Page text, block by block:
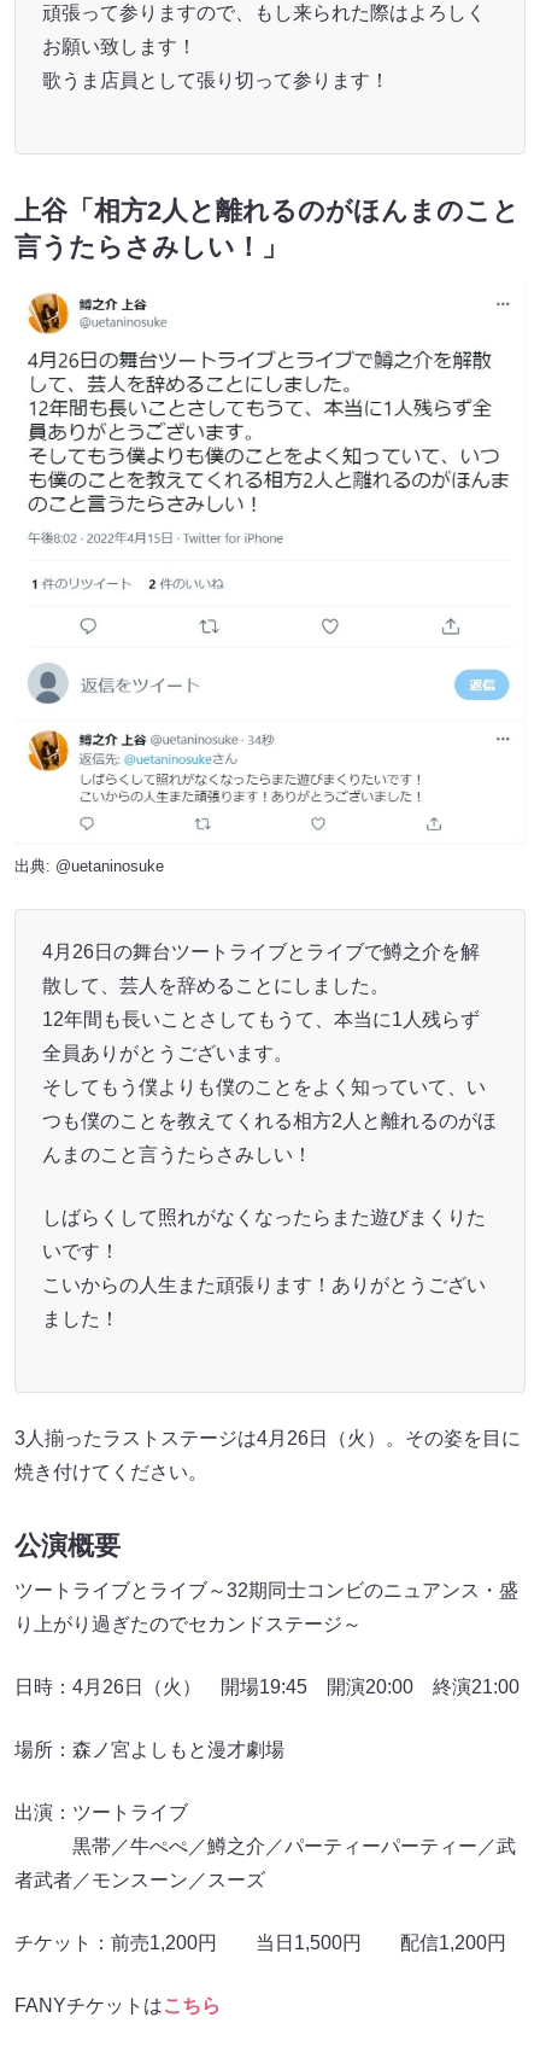
頑張って参りますので、もし来られた際はよろしく
お願い致します！
歌うま店員として張り切って参ります！
上谷「相方2人と離れるのがほんまのこと
言うたらさみしい！」
出典: @uetaninosuke
4月26日の舞台ツートライブとライブで鱒之介を解
散して、芸人を辞めることにしました。
12年間も長いことさしてもうて、本当に1人残らず
全員ありがとうございます。
そしてもう僕よりも僕のことをよく知っていて、い
つも僕のことを教えてくれる相方2人と離れるのがほ
んまのこと言うたらさみしい！
しばらくして照れがなくなったらまた遊びまくりた
いです！
こいからの人生また頑張ります！ありがとうござい
ました！
3人揃ったラストステージは4月26日（火）。その姿を目に
焼き付けてください。
公演概要
ツートライブとライブ～32期同士コンビのニュアンス・盛
り上がり過ぎたのでセカンドステージ～
日時：4月26日（火） 開場19:45 開演20:00 終演21:00
場所：森ノ宮よしもと漫才劇場
出演：ツートライブ
黒帯／牛ぺぺ／鱒之介／パーティーパーティー／武
者武者／モンスーン／スーズ
チケット：前売1,200円 当日1,500円 配信1,200円
FANYチケットはこちら